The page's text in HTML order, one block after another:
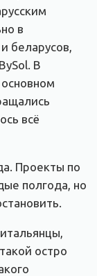
в
беларусов,
В
всё
Проекты по
полгода, но
остро